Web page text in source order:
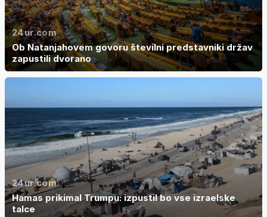
24ur.com
Ob Natanjahovem govoru številni predstavniki držav
zapustili dvorano
24ur.com
Hamas prikimal Trumpu: izpustil bo vse izraelske
talce